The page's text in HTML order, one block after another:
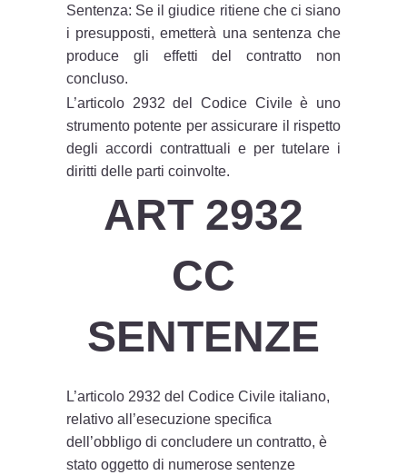
Sentenza: Se il giudice ritiene che ci siano
i presupposti, emetterà una sentenza che
produce gli effetti del contratto non
concluso.
L’articolo 2932 del Codice Civile è uno
strumento potente per assicurare il rispetto
degli accordi contrattuali e per tutelare i
diritti delle parti coinvolte.
ART 2932
CC
SENTENZE
L’articolo 2932 del Codice Civile italiano,
relativo all’esecuzione specifica
dell’obbligo di concludere un contratto, è
stato oggetto di numerose sentenze